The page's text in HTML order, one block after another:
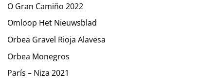
O Gran Camiño 2022
Omloop Het Nieuwsblad
Orbea Gravel Rioja Alavesa
Orbea Monegros
París – Niza 2021